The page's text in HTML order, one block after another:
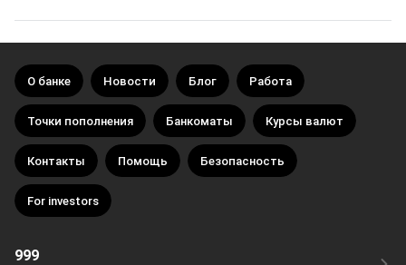
О банке Новости Блог Работа
Точки пополнения Банкоматы Курсы валют
Контакты Помощь Безопасность
For investors
999